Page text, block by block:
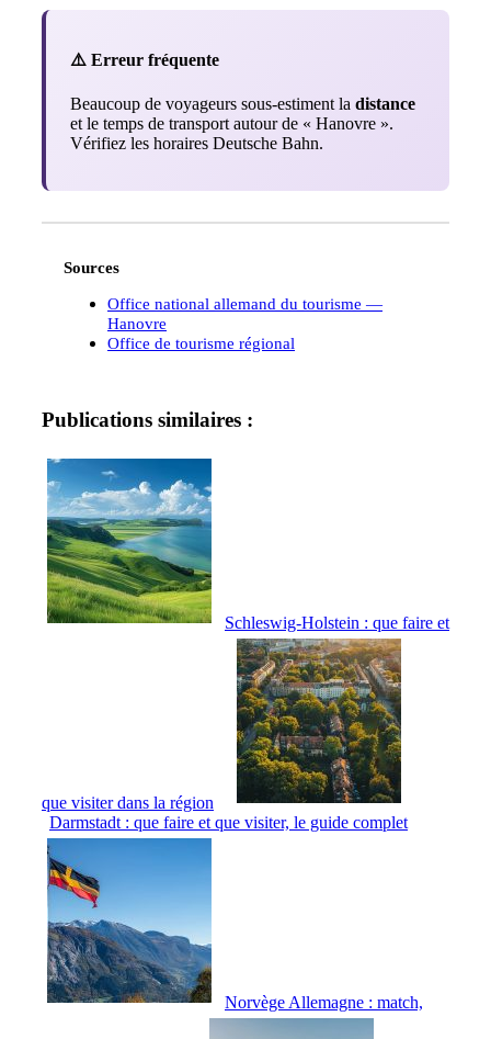
⚠️ Erreur fréquente
Beaucoup de voyageurs sous-estiment la distance
et le temps de transport autour de « Hanovre ».
Vérifiez les horaires Deutsche Bahn.
Sources
Office national allemand du tourisme —
Hanovre
Office de tourisme régional
Publications similaires :
Schleswig-Holstein : que faire et
que visiter dans la région
Darmstadt : que faire et que visiter, le guide complet
Norvège Allemagne : match,